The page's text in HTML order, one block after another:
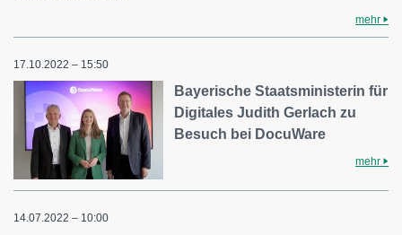
mehr
17.10.2022 – 15:50
Bayerische Staatsministerin für
Digitales Judith Gerlach zu
Besuch bei DocuWare
mehr
14.07.2022 – 10:00